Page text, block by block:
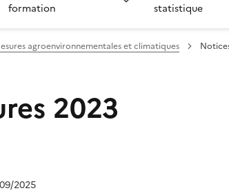
formation
statistique
agroenvironnementales et climatiques
2023
2025